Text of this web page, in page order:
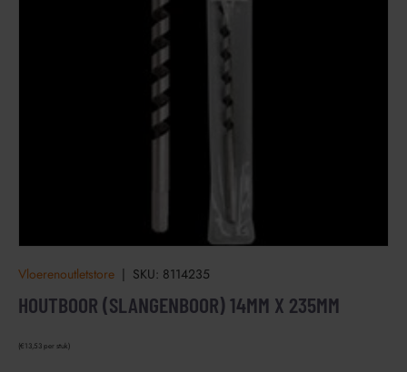
Vloerenoutletstore | SKU: 8114235
HOUTBOOR (SLANGENBOOR) 14MM X 235MM
€13,53 per stuk